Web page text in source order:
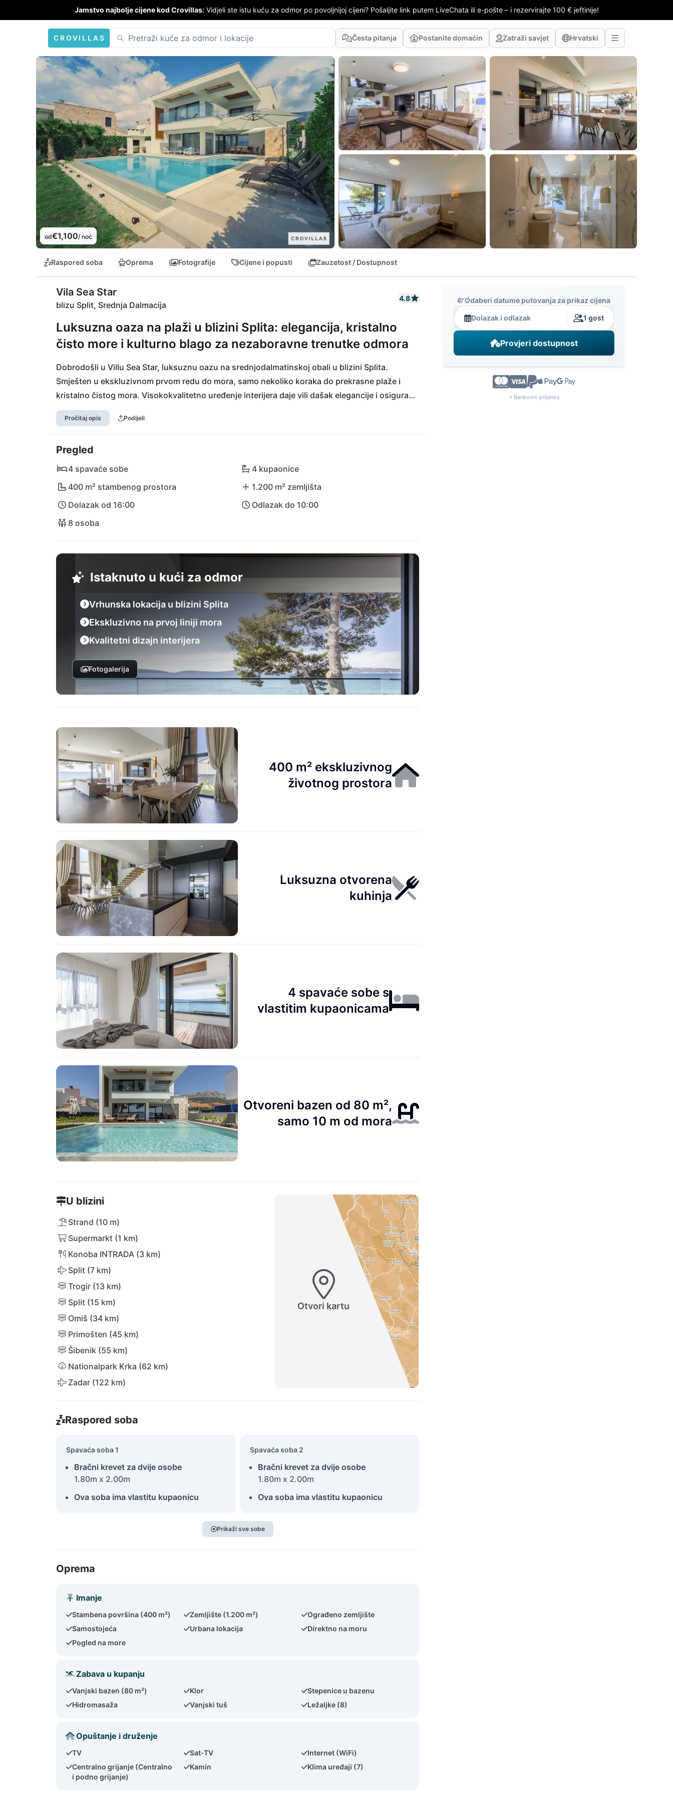
Jamstvo najbolje cijene kod Crovillas: Vidjeli ste istu kuću za odmor po povoljnijoj cijeni? Pošaljite link putem LiveChata ili e-pošte – i rezervirajte 100 € jeftinije!
CROVILLAS Česta pitanja Postanite domaćin Zatraži savjet Hrvatski
od€1,100/ noć
Raspored soba Oprema Fotografije Cijene i popusti Zauzetost / Dostupnost
Vila Sea Star
blizu Split, Srednja Dalmacija
4.8
Luksuzna oaza na plaži u blizini Splita: elegancija, kristalno
čisto more i kulturno blago za nezaboravne trenutke odmora
Dobrodošli u Villu Sea Star, luksuznu oazu na srednjodalmatinskoj obali u blizini Splita.
Smješten u ekskluzivnom prvom redu do mora, samo nekoliko koraka do prekrasne plaže i
kristalno čistog mora. Visokokvalitetno uređenje interijera daje vili dašak elegancije i osigurava
nezaboravno iskustvo odmora. Područje nudi brojne mogućnosti: uživajte u lokalnim
delicijama u obližnjem restoranu ili istražite povijesne gradove Trogir, Split i Šibenik s njihovim
impresivnim znamenitostima. Avanturisti se mogu uputiti u šarmantni Omiš ili posjetiti
zapanjujući Nacionalni park Krka. Sa splitskom zračnom lukom na dohvat ruke, put do tamo i
natrag je dječja igra - ništa ne stoji na putu opuštajućem odmoru u Villi Sea Star!
Pročitaj opis Podijeli
Pregled
4 spavaće sobe
4 kupaonice
400 m² stambenog prostora
1.200 m² zemljišta
Dolazak od 16:00
Odlazak do 10:00
8 osoba
Istaknuto u kući za odmor
Vrhunska lokacija u blizini Splita
Ekskluzivno na prvoj liniji mora
Kvalitetni dizajn interijera
Fotogalerija
400 m² ekskluzivnog
životnog prostora
Luksuzna otvorena
kuhinja
4 spavaće sobe s
vlastitim kupaonicama
Otvoreni bazen od 80 m²,
samo 10 m od mora
U blizini
Strand (10 m)
Supermarkt (1 km)
Konoba INTRADA (3 km)
Split (7 km)
Trogir (13 km)
Split (15 km)
Omiš (34 km)
Primošten (45 km)
Šibenik (55 km)
Nationalpark Krka (62 km)
Zadar (122 km)
Otvori kartu
Raspored soba
Spavaća soba 1
Bračni krevet za dvije osobe
1.80m x 2.00m
Ova soba ima vlastitu kupaonicu
Spavaća soba 2
Bračni krevet za dvije osobe
1.80m x 2.00m
Ova soba ima vlastitu kupaonicu
Prikaži sve sobe
Oprema
Imanje
Stambena površina (400 m²) Zemljište (1.200 m²)
Ograđeno zemljište
Samostojeća
Urbana lokacija
Direktno na moru
Pogled na more
Zabava u kupanju
Vanjski bazen (80 m²) Klor
Stepenice u bazenu
Hidromasaža
Vanjski tuš Ležaljke (8)
Opuštanje i druženje
TV Sat-TV
Internet (WiFi)
Centralno grijanje (Centralno
i podno grijanje)
Kamin Klima uređaji (7)
Odaberi datume putovanja za prikaz cijena
Dolazak i odlazak 1 gost
Provjeri dostupnost
+ Bankovni prijenos